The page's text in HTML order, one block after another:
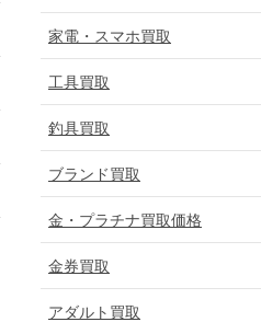
家電・スマホ買取
工具買取
釣具買取
ブランド買取
金・プラチナ買取価格
金券買取
アダルト買取